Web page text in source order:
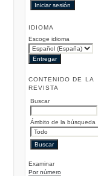
IDIOMA
Escoge idioma
CONTENIDO DE LA
REVISTA
Buscar
Ámbito de la búsqueda
Examinar
Por número